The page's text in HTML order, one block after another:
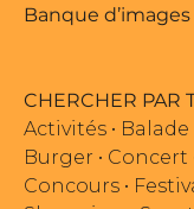
Banque d’images
CHERCHER PAR
Activités • Balade
Burger • Concert
Concours •